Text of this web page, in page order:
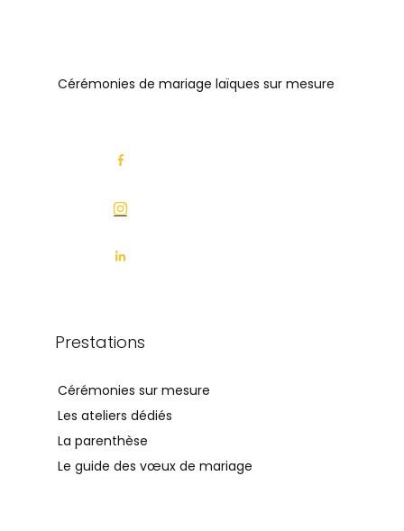
Cérémonies de mariage laïques sur mesure
Prestations
Cérémonies sur mesure
Les ateliers dédiés
La parenthèse
Le guide des vœux de mariage